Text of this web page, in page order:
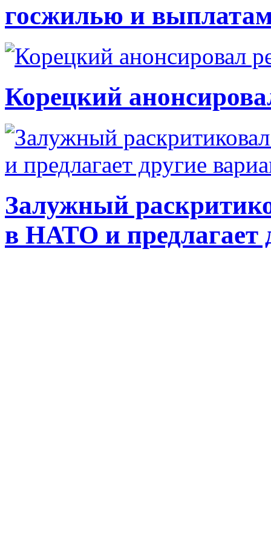
госжилью и
Корецкий
Залужный
в НАТО и предлагает